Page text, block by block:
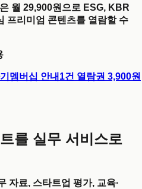
월 29,900원으로 ESG, KBR
프리미엄 콘텐츠를 열람할 수
멤버십 안내 1건 열람권 3,900원
를 실무 서비스로
자료, 스타트업 평가, 교육·